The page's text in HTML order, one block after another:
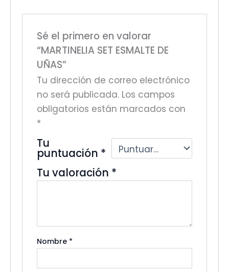
Sé el primero en valorar
“MARTINELIA SET ESMALTE DE
UÑAS”
Tu dirección de correo electrónico
no será publicada. Los campos
obligatorios están marcados con
*
Tu
puntuación *
Tu valoración *
Nombre *